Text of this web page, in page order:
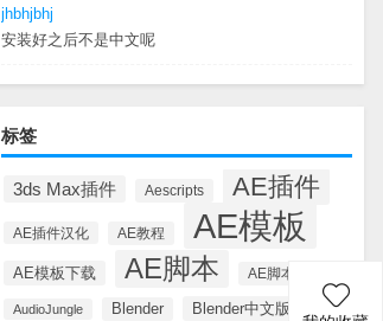
jhbhjbhj
安装好之后不是中文呢
标签
3ds Max插件 Aescripts AE插件
AE插件汉化 AE教程 AE模板
AE模板下载 AE脚本 AE脚本汉化
AudioJungle Blender Blender中文版插件